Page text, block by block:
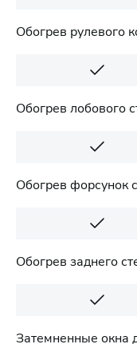
Обогрев рулевого
Обогрев лобового
Обогрев форсунок
Обогрев заднего
Затемненные окна